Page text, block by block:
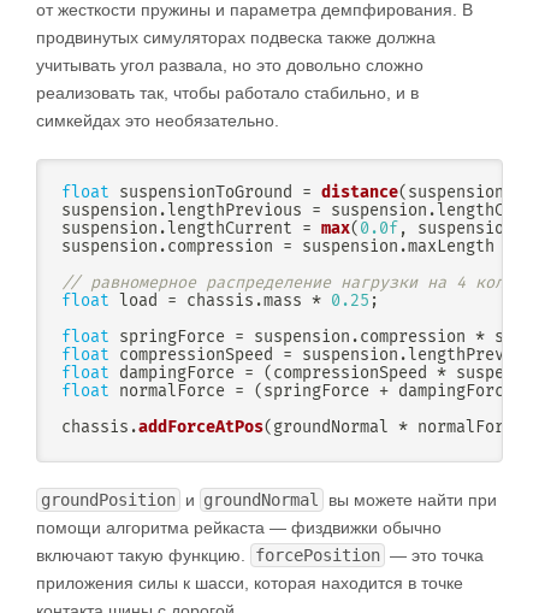
от жесткости пружины и параметра демпфирования. В
продвинутых симуляторах подвеска также должна
учитывать угол развала, но это довольно сложно
реализовать так, чтобы работало стабильно, и в
симкейдах это необязательно.
float suspensionToGround = distance( suspension
suspension . lengthPrevious = suspension .
suspension . lengthCurrent = max( 0.0f ,
suspension .compression = suspension .maxLength
// равномерное распределение нагрузки на 4 колеса
float load = chassis .mass * 0.25 ;
float springForce = suspension .compression *
float compressionSpeed = suspension .
float dampingForce = ( compressionSpeed *
float normalForce = ( springForce + dampingForce
chassis .addForceAtPos( groundNormal * normalForce
groundPosition и groundNormal
вы можете найти при
помощи алгоритма рейкаста — физдвижки обычно
включают такую функцию.
forcePosition — это точка
приложения силы к шасси, которая находится в точке